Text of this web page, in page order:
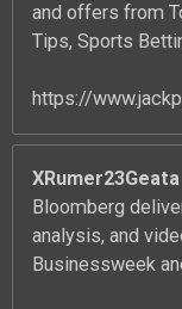
and offers from
Tips, Sports
https://
XRumer23Geata
Bloomberg
analysis, and
Businessweek